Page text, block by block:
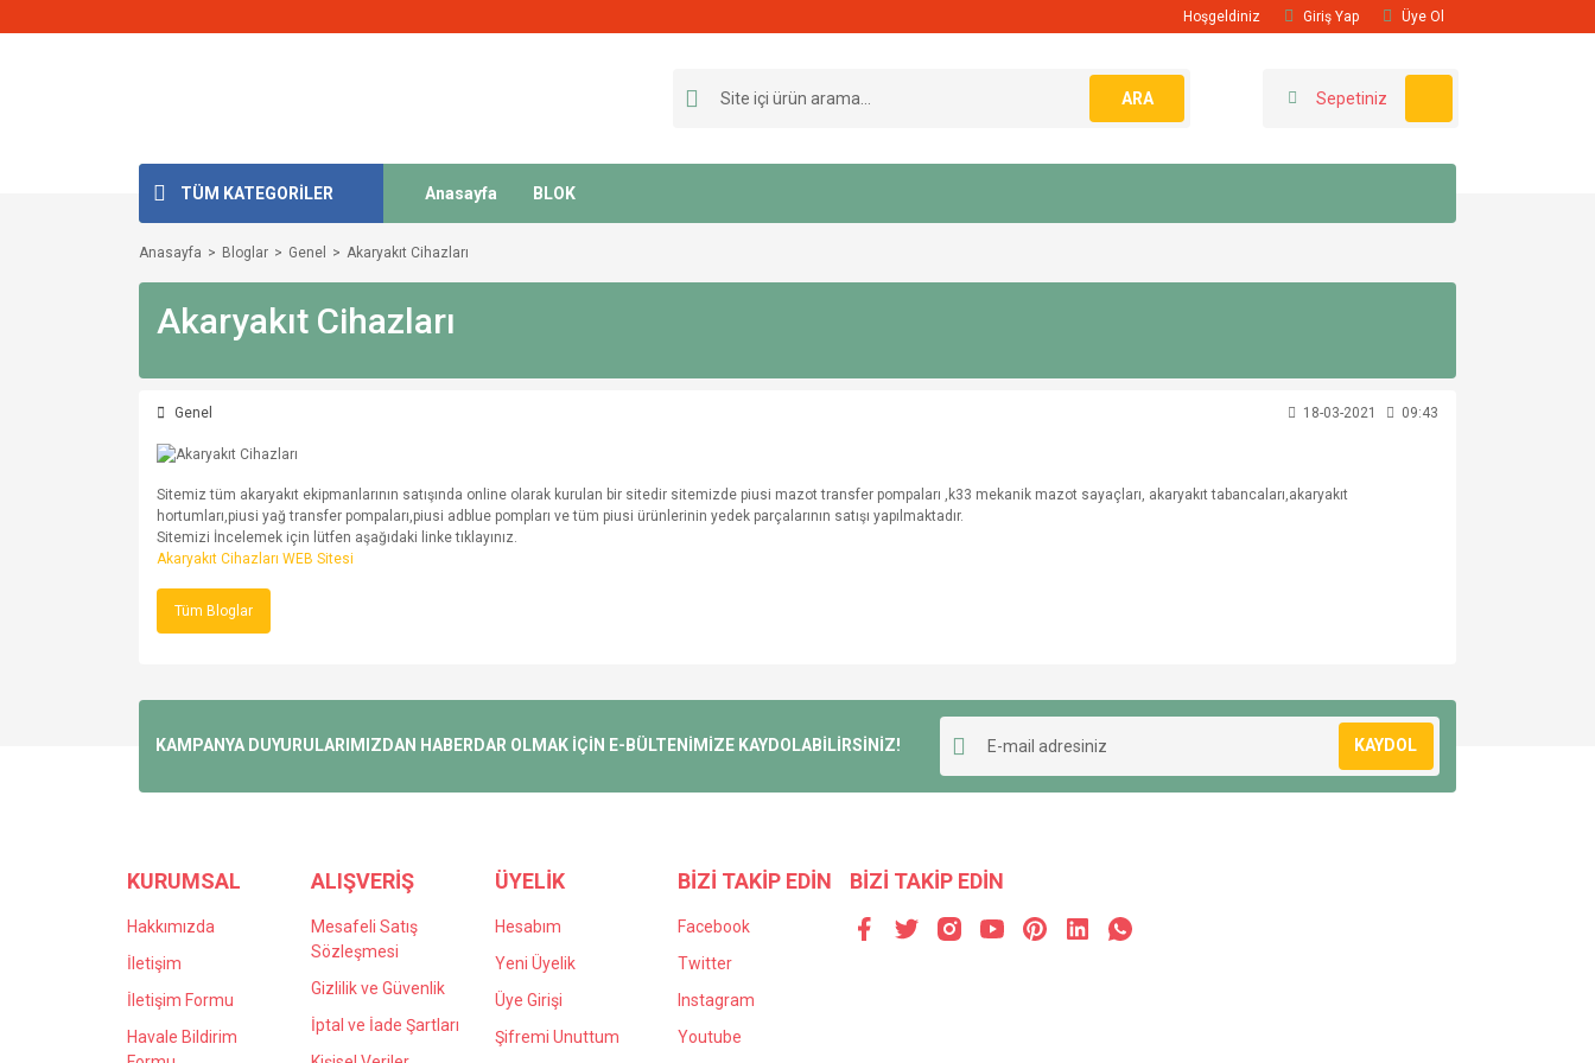
Hoşgeldiniz Giriş Yap Üye Ol
ARA Sepetiniz
TÜM KATEGORİLER Anasayfa BLOK
Anasayfa Bloglar Genel Akaryakıt Cihazları
Akaryakıt Cihazları
Genel 18-03-2021 09:43
Sitemiz tüm akaryakıt ekipmanlarının satışında online olarak kurulan bir sitedir sitemizde piusi mazot transfer pompaları ,k33 mekanik mazot sayaçları, akaryakıt tabancaları,akaryakıt
hortumları,piusi yağ transfer pompaları,piusi adblue pompları ve tüm piusi ürünlerinin yedek parçalarının satışı yapılmaktadır.
Sitemizi İncelemek için lütfen aşağıdaki linke tıklayınız.
Akaryakıt Cihazları WEB Sitesi
Tüm Bloglar
KAMPANYA DUYURULARIMIZDAN HABERDAR OLMAK İÇİN E-BÜLTENİMİZE KAYDOLABİLİRSİNİZ! KAYDOL
KURUMSAL
Hakkımızda
İletişim
İletişim Formu
Havale Bildirim
ALIŞVERİŞ
Mesafeli Satış
Sözleşmesi
Gizlilik ve Güvenlik
İptal ve İade Şartları
ÜYELİK
Hesabım
Yeni Üyelik
Üye Girişi
Şifremi Unuttum
BİZİ TAKİP EDİN
Facebook
Twitter
Instagram
Youtube
BİZİ TAKİP EDİN